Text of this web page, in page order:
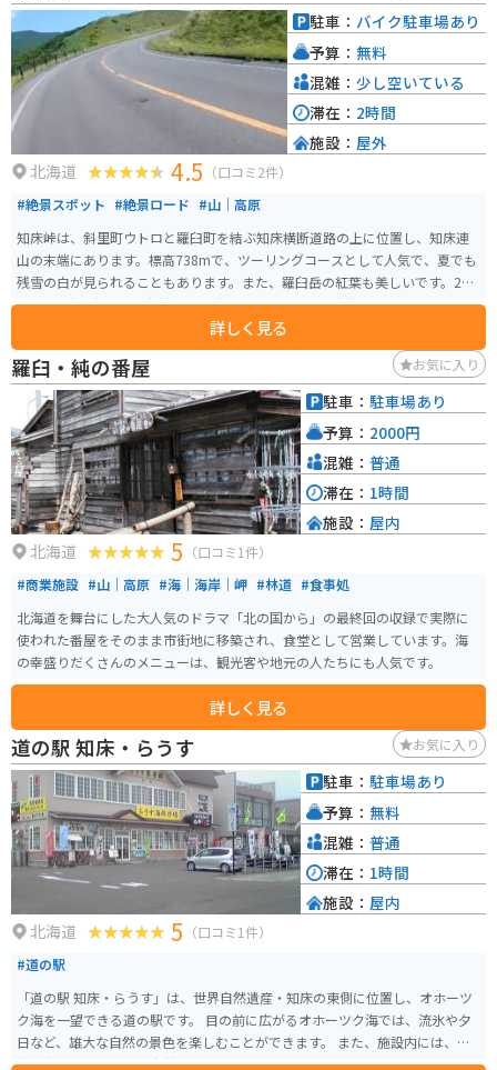
北海道 4.5 （口コミ2件）
#絶景スポット #絶景ロード #山｜高原
知床峠は、斜里町ウトロと羅臼町を結ぶ知床横断道路の上に位置し、知床連
山の末端にあります。標高738mで、ツーリングコースとして人気で、夏でも
残雪の白が見られることもあります。また、羅臼岳の紅葉も美しいです。200
5年に知床半島が世界自然遺産に登録されました。知床横断道路からは、羅臼
岳を近くに見ることができ、天気が良ければ国後島まで望むことができます。
冬期間は数メートルの降雪のため通行止めになります。野生動物が飛び出し
てくる可能性があるので、走行には十分注意してください。
詳しく見る
駐車： バイク駐車場あり
予算： 無料
混雑： 少し空いている
滞在： 2時間
施設： 屋外
羅臼・純の番屋 お気に入り
北海道 5 （口コミ1件）
#商業施設 #山｜高原 #海｜海岸｜岬 #林道 #食事処
北海道を舞台にした大人気のドラマ「北の国から」の最終回の収録で実際に
使われた番屋をそのまま市街地に移築され、食堂として営業しています。海
の幸盛りだくさんのメニューは、観光客や地元の人たちにも人気です。
詳しく見る
駐車： 駐車場あり
予算： 2000円
混雑： 普通
滞在： 1時間
施設： 屋内
道の駅 知床・らうす お気に入り
北海道 5 （口コミ1件）
#道の駅
「道の駅 知床・らうす」は、世界自然遺産・知床の東側に位置し、オホーツ
ク海を一望できる道の駅です。 目の前に広がるオホーツク海では、流氷や夕
日など、雄大な自然の景色を楽しむことができます。 また、施設内には、知
床半島の歴史や文化、自然に関する展示コーナーや、地元の特産品を販売す
駐車： 駐車場あり
予算： 無料
混雑： 普通
滞在： 1時間
施設： 屋内